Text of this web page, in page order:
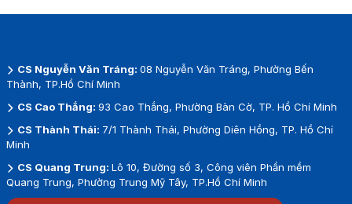
CS Nguyễn Văn Tráng: 08 Nguyễn Văn Tráng, Phường Bến
Thành, TP.Hồ Chí Minh
CS Cao Thắng: 93 Cao Thắng, Phường Bàn Cờ, TP. Hồ Chí Minh
CS Thành Thái: 7/1 Thành Thái, Phường Diên Hồng, TP. Hồ Chí
Minh
CS Quang Trung: Lô 10, Đường số 3, Công viên Phần mềm
Quang Trung, Phường Trung Mỹ Tây, TP.Hồ Chí Minh